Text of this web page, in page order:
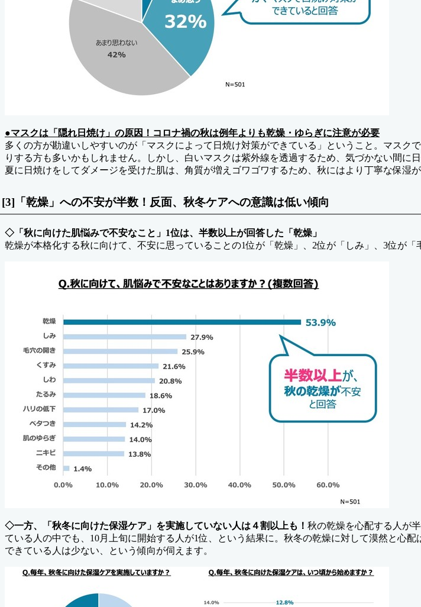
●マスクは「隠れ日焼け」の原因！コロナ禍の秋は例年よりも乾燥・ゆらぎに注意が必要
多くの方が勘違いしやすいのが「マスクによって日焼け対策ができている」ということ。マス
りする方も多いかもしれません。しかし、白いマスクは紫外線を透過するため、気づかない間に日
夏に日焼けをしてダメージを受けた肌は、角質が増えゴワゴワするため、秋にはより丁寧な保湿
[3]「乾燥」への不安が半数！反面、秋冬ケアへの意識は低い傾向
◇「秋に向けた肌悩みで不安なこと」1位は、半数以上が回答した「乾燥」
乾燥が本格化する秋に向けて、不安に思っていることの1位が「乾燥」、2位が「しみ」、3位が「
◇一方、「秋冬に向けた保湿ケア」を実施していない人は４割以上も！ 秋の乾燥を心配する人が
ている人の中でも、10月上旬に開始する人が1位、という結果に。秋冬の乾燥に対して漠然と心
できている人は少ない、という傾向が伺えます。